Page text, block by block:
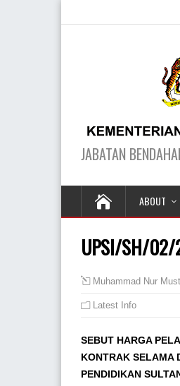
ABOUT
UPSI/SH/
Muhammad Nur
Latest Info
SEBUT HARGA
KONTRAK SELAMA
PENDIDIKAN